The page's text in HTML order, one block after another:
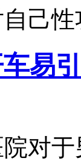
自己
易
对